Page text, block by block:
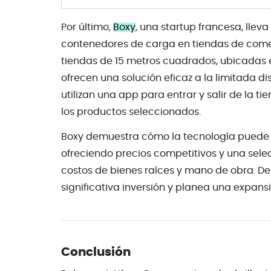
Por último, Boxy, una startup francesa,
contenedores de carga en tiendas de
tiendas de 15 metros cuadrados,
ofrecen una solución eficaz a la limitada
utilizan una app para entrar y salir de la
los productos seleccionados.
Boxy demuestra cómo la tecnología
ofreciendo precios competitivos y una
costos de bienes raíces y mano de obra.
significativa inversión y planea una
Conclusión